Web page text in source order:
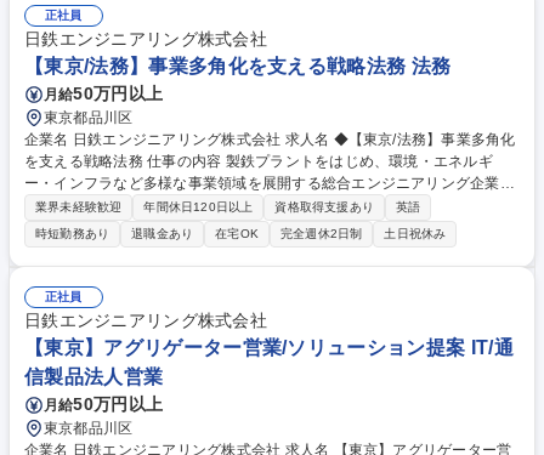
要件定義,概要設計,詳細設計,開発,動作検証,導入作業,及びプロジェクト管
理（主にPL、SE業務）◆プログラム開発はパートナー企業へ依頼する事
もあるため,パートナーとの調整・工程管理※全ての業務は自社内で行われ
るため,周囲のメンバーとコミュニケーションを取りつつ働くことができま
す。 募集職種 [大阪]SE（WEBサービス開発エンジニア）脱SES！Daigas
グループ案件の自社内開発
正社員
日鉄エンジニアリング株式会社
【東京/法務】事業多角化を支える戦略法務 法務
月給50万円以上
東京都品川区
企業名 日鉄エンジニアリング株式会社 求人名 ◆【東京/法務】事業多角化
を支える戦略法務 仕事の内容 製鉄プラントをはじめ、環境・エネルギ
ー・インフラなど多様な事業領域を展開する総合エンジニアリング企業で
す。本ポジションでは、当社の事業推進を支える“攻め”と“守り”の法務を
一手に担っていただきます。 1.契約管理：プロジェクト受注時やトラブル
発生時の法務サポート 2.コーポレート法務：プロジェクトリスク評価、経
営課題への対応 3.訴訟及び紛争対応 4.M&Aや事業再編への対応 5.法務教
育・基盤整備：法務主管法令に関する制度運用、その他コンプライアンス
教育 募集職種 ◆【東京/法務】事業多角化を支える戦略法務
業界未経験歓迎 年間休日120日以上 資格取得支援あり
英語
時短勤務あり
退職金あり 在宅OK 完全週休2日制 土日祝休み
正社員
日鉄エンジニアリング株式会社
【東京】アグリゲーター営業/ソリューション提案 IT/通
信製品法人営業
月給50万円以上
東京都品川区
企業名 日鉄エンジニアリング株式会社 求人名 【東京】アグリゲーター営